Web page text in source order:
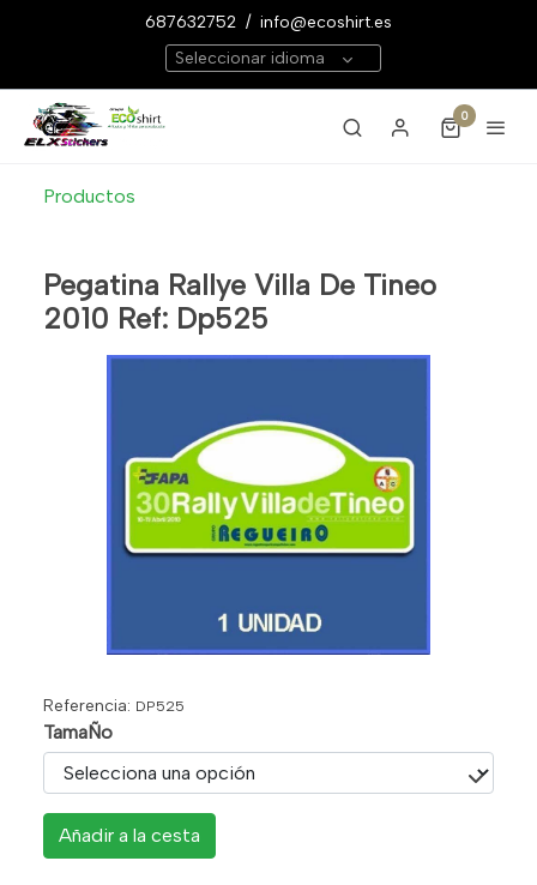
687632752 / info@ecoshirt.es
Seleccionar idioma
0
Productos
Pegatina Rallye Villa De Tineo
2010 Ref: Dp525
Referencia: DP525
TamaÑo
Añadir a la cesta